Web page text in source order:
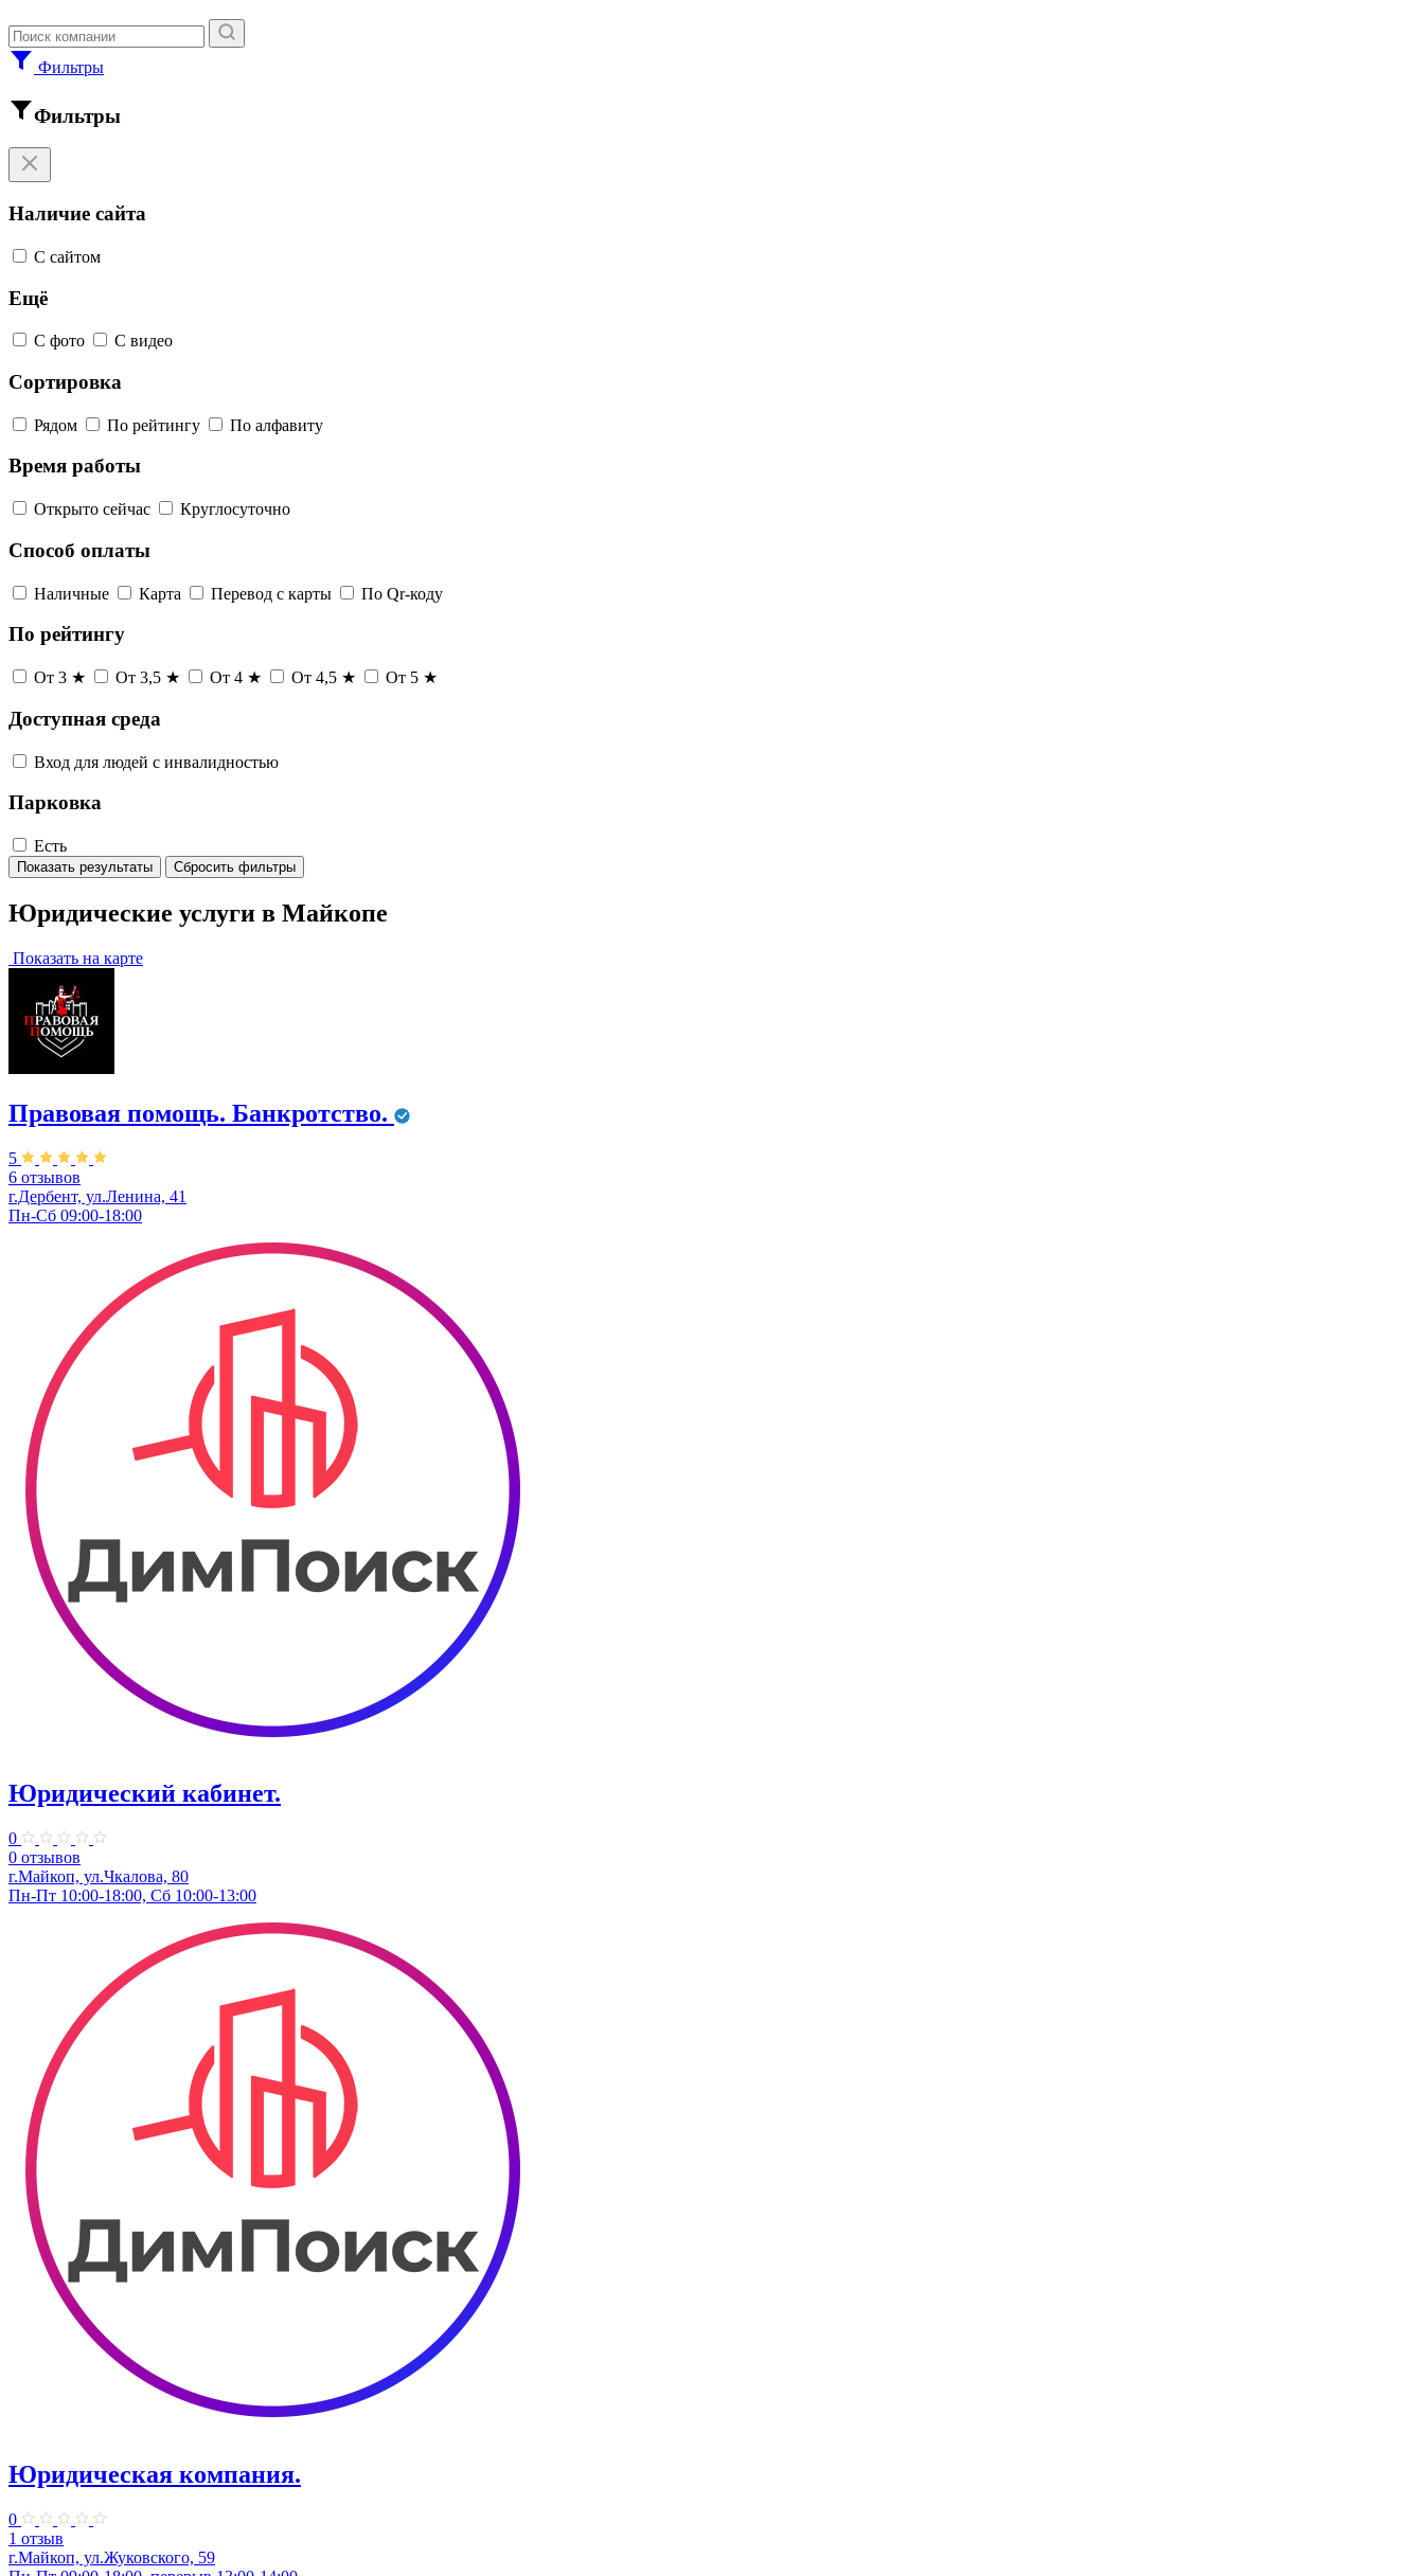
Фильтры
Фильтры
Наличие сайта
С сайтом
Ещё
С фото С видео
Сортировка
Рядом По рейтингу По алфавиту
Время работы
Открыто сейчас Круглосуточно
Способ оплаты
Наличные Карта Перевод с карты По Qr-коду
По рейтингу
От 3 ★ От 3,5 ★ От 4 ★ От 4,5 ★ От 5 ★
Доступная среда
Вход для людей с инвалидностью
Парковка
Есть
Показать результаты Сбросить фильтры
Юридические услуги в Майкопе
Показать на карте
Правовая помощь. Банкротство.
5
6 отзывов
г.Дербент, ул.Ленина, 41
Пн-Сб 09:00-18:00
Юридический кабинет.
0
0 отзывов
г.Майкоп, ул.Чкалова, 80
Пн-Пт 10:00-18:00, Сб 10:00-13:00
Юридическая компания.
0
1 отзыв
г.Майкоп, ул.Жуковского, 59